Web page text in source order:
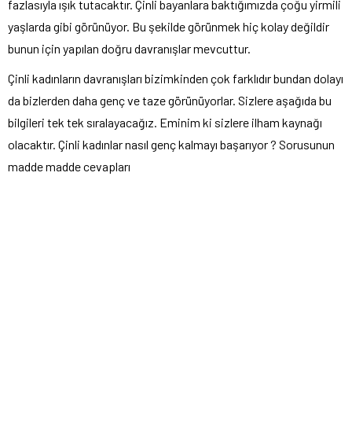
fazlasıyla ışık tutacaktır. Çinli bayanlara baktığımızda çoğu yirmili
yaşlarda gibi görünüyor. Bu şekilde görünmek hiç kolay değildir
bunun için yapılan doğru davranışlar mevcuttur.
Çinli kadınların davranışları bizimkinden çok farklıdır bundan dolayı
da bizlerden daha genç ve taze görünüyorlar. Sizlere aşağıda bu
bilgileri tek tek sıralayacağız. Eminim ki sizlere ilham kaynağı
olacaktır. Çinli kadınlar nasıl genç kalmayı başarıyor ? Sorusunun
madde madde cevapları